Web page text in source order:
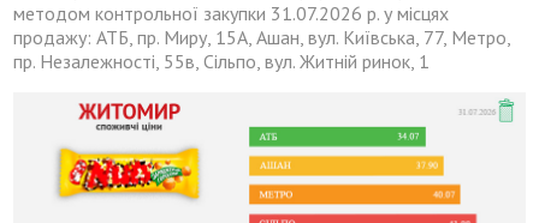
методом контрольної закупки 31.07.2026 р. у місцях
продажу: АТБ, пр. Миру, 15А, Ашан, вул. Київська, 77, Метро,
пр. Незалежності, 55в, Сільпо, вул. Житній ринок, 1